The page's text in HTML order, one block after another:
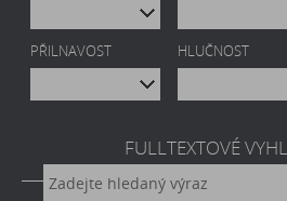
PŘILNAVOST HLUČNOST
FULLTEXTOVÉ